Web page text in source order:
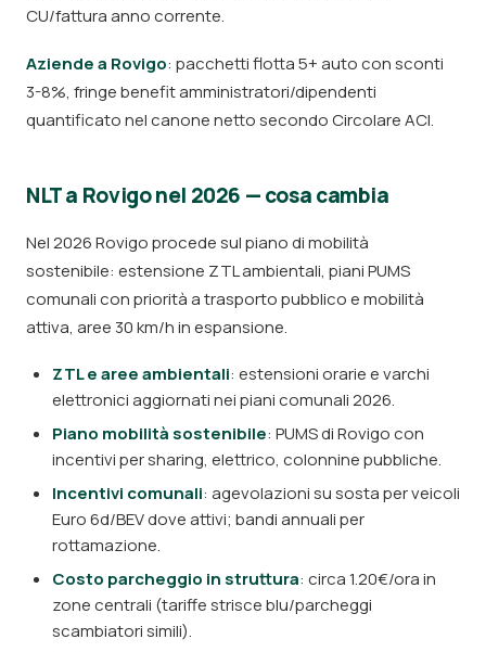
CU/fattura anno corrente.
Aziende a Rovigo: pacchetti flotta 5+ auto con sconti
3-8%, fringe benefit amministratori/dipendenti
quantificato nel canone netto secondo Circolare ACI.
NLT a Rovigo nel 2026 — cosa cambia
Nel 2026 Rovigo procede sul piano di mobilità
sostenibile: estensione ZTL ambientali, piani PUMS
comunali con priorità a trasporto pubblico e mobilità
attiva, aree 30 km/h in espansione.
ZTL e aree ambientali: estensioni orarie e varchi
elettronici aggiornati nei piani comunali 2026.
Piano mobilità sostenibile: PUMS di Rovigo con
incentivi per sharing, elettrico, colonnine pubbliche.
Incentivi comunali: agevolazioni su sosta per veicoli
Euro 6d/BEV dove attivi; bandi annuali per
rottamazione.
Costo parcheggio in struttura: circa 1.20€/ora in
zone centrali (tariffe strisce blu/parcheggi
scambiatori simili).